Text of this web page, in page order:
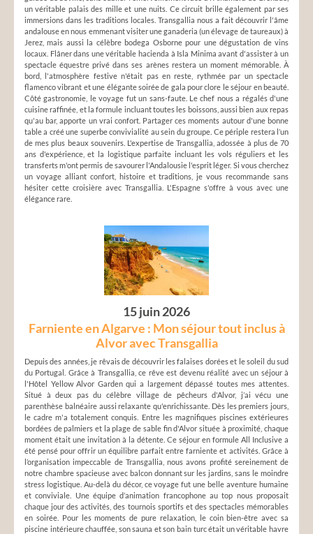
un véritable palais des mille et une nuits. Ce circuit brille également par ses
immersions dans les traditions locales. Transgallia nous a fait découvrir l'âme
andalouse en nous emmenant visiter une ganaderia (un élevage de taureaux) à
Jerez, mais aussi la célèbre bodega Osborne pour une dégustation de vins
locaux. Flâner dans une véritable hacienda à Isla Minima avant d'assister à un
spectacle équestre privé dans ses arènes restera un moment mémorable. À
bord, l'atmosphère festive n'était pas en reste, rythmée par un spectacle
flamenco vibrant et une élégante soirée de gala pour clore le séjour en beauté.
Côté gastronomie, le voyage fut un sans-faute. Le chef nous a régalés d'une
cuisine raffinée, et la formule incluant toutes les boissons, aussi bien aux repas
qu'au bar, apporte un vrai confort. Partager ces moments autour d'une bonne
table a créé une superbe convivialité au sein du groupe. Ce périple restera l’un
de mes plus beaux souvenirs. L'expertise de Transgallia, adossée à plus de 70
ans d'expérience, et la logistique parfaite incluant les vols réguliers et les
transferts m'ont permis de savourer l'Andalousie l'esprit léger. Si vous cherchez
un voyage alliant confort, histoire et traditions, je vous recommande sans
hésiter cette croisière avec Transgallia. L'Espagne s'offre à vous avec une
élégance rare.
15 juin 2026
Farniente en Algarve : Mon séjour tout inclus à
Alvor avec Transgallia
Depuis des années, je rêvais de découvrir les falaises dorées et le soleil du sud
du Portugal. Grâce à Transgallia, ce rêve est devenu réalité avec un séjour à
l'Hôtel Yellow Alvor Garden qui a largement dépassé toutes mes attentes.
Situé à deux pas du célèbre village de pêcheurs d'Alvor, j’ai vécu une
parenthèse balnéaire aussi relaxante qu'enrichissante. Dès les premiers jours,
le cadre m'a totalement conquis. Entre les magnifiques piscines extérieures
bordées de palmiers et la plage de sable fin d'Alvor située à proximité, chaque
moment était une invitation à la détente. Ce séjour en formule All Inclusive a
été pensé pour offrir un équilibre parfait entre farniente et activités. Grâce à
l’organisation impeccable de Transgallia, nous avons profité sereinement de
notre chambre spacieuse avec balcon donnant sur les jardins, sans le moindre
stress logistique. Au-delà du décor, ce voyage fut une belle aventure humaine
et conviviale. Une équipe d’animation francophone au top nous proposait
chaque jour des activités, des tournois sportifs et des spectacles mémorables
en soirée. Pour les moments de pure relaxation, le coin bien-être avec sa
piscine intérieure chauffée, son sauna et son bain turc était un véritable havre